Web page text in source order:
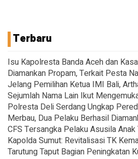
Terbaru
Isu Kapolresta Banda Aceh dan
Diamankan Propam, Terkait Pesta
Jelang Pemilihan Ketua IMI Bali,
Sejumlah Nama Lain Ikut
Polresta Deli Serdang Ungkap
Merbau, Dua Pelaku Berhasil
CFS Tersangka Pelaku Asusila Anak
Kapolda Sumut: Revitalisasi TK
Tarutung Taput Bagian Peningkatan